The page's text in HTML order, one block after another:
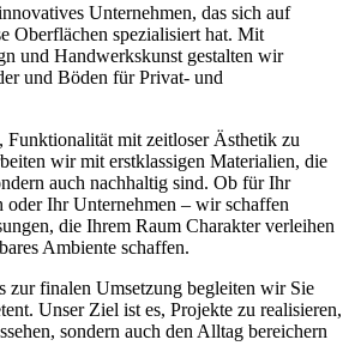
Unternehmen, das sich auf
Oberflächen spezialisiert hat. Mit
und Handwerkskunst gestalten wir
und Böden für Privat- und
Funktionalität mit zeitloser Ästhetik zu
wir mit erstklassigen Materialien, die
auch nachhaltig sind. Ob für Ihr
oder Ihr Unternehmen – wir schaffen
die Ihrem Raum Charakter verleihen
Ambiente schaffen.
zur finalen Umsetzung begleiten wir Sie
Unser Ziel ist es, Projekte zu realisieren,
sondern auch den Alltag bereichern